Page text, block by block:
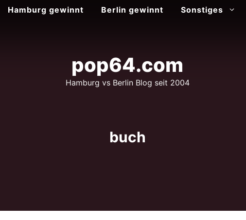
Hamburg gewinnt Berlin gewinnt Sonstiges
pop64.com
Hamburg vs Berlin Blog seit 2004
buch